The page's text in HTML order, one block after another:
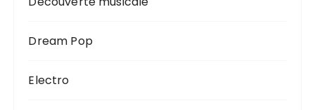
Dream Pop
Electro